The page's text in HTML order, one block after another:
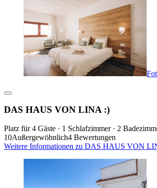
DAS HAUS VON LINA :)
Platz für 4 Gäste · 1 Schlafzimmer · 2
10Außergewöhnlich4 Bewertungen
Weitere Informationen zu DAS HAUS VON